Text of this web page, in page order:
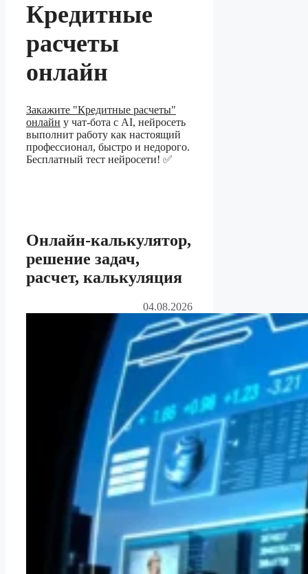
Кредитные
расчеты
онлайн
Закажите "Кредитные расчеты"
онлайн у чат-бота с AI, нейросеть
выполнит работу как настоящий
профессионал, быстро и недорого.
Бесплатный тест нейросети! ✅
Онлайн-калькулятор,
решение задач,
расчет, калькуляция
04.08.2026